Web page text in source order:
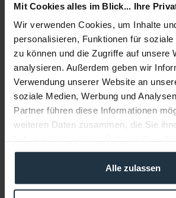
Mit Cookies alles im Blick... Ihre
Wir verwenden Cookies, um Inhalte
personalisieren, Funktionen für soziale
zu können und die Zugriffe auf unsere
analysieren. Außerdem geben wir
Verwendung unserer Website an
soziale Medien, Werbung und
Partner führen diese Informationen
weiteren Daten zusammen, die Sie
gesammelt haben.
Alle zulassen
Description
Die König & Meyer 237 Tischklemme ist
zur Befestigung von Zubehör,...more
Consultation
Media
Manufacturer & Product Safety